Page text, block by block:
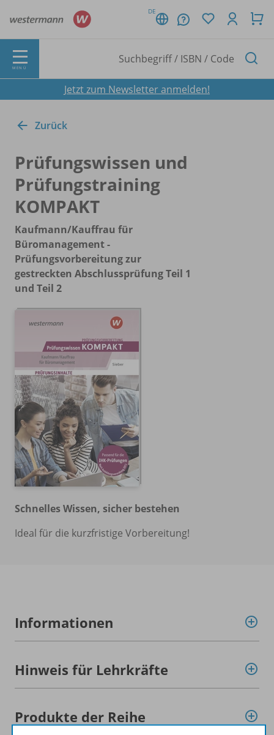
DE
MENÜ
Jetzt zum Newsletter anmelden!
Zurück
Prüfungswissen und
Prüfungstraining
KOMPAKT
Kaufmann/Kauffrau für
Büromanagement -
Prüfungsvorbereitung zur
gestreckten Abschlussprüfung Teil 1
und Teil 2
Schnelles Wissen, sicher bestehen
Ideal für die kurzfristige Vorbereitung!
Informationen
Hinweis für Lehrkräfte
Produkte der Reihe